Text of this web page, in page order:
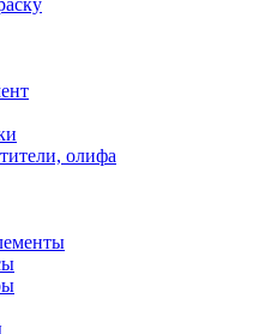
олифа